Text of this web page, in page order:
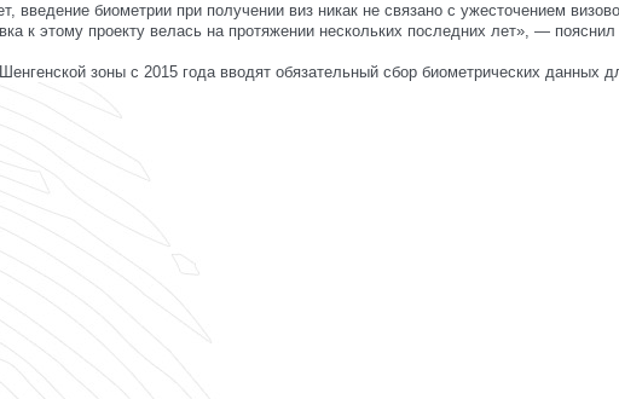
введение биометрии при получении виз никак не связано с ужесточением
к этому проекту велась на протяжении нескольких последних лет», — пояснил
зоны с 2015 года вводят обязательный сбор биометрических данных